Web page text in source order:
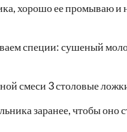
хорошо ее промываю
специи: сушеный
смеси 3 столовые
заранее, чтобы оно